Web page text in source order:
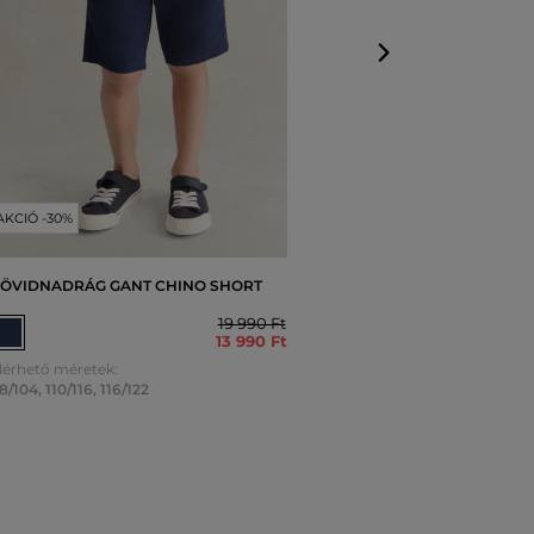
-30%
GANT CHINO SHORT
19 990 Ft
13 990 Ft
méretek:
104, 110/116, 116/122